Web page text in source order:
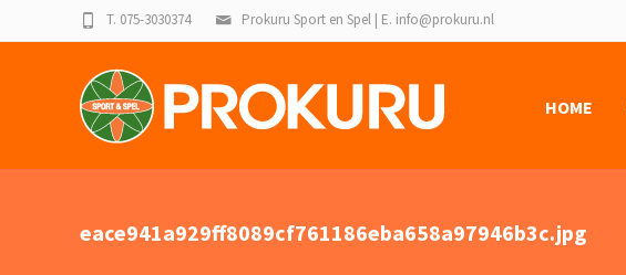
Prokuru Sport en Spel | E. info@prokuru.nl
T. 075-3030374
HOME
eace941a929ff8089cf761186eba658a97946b3c.jpg